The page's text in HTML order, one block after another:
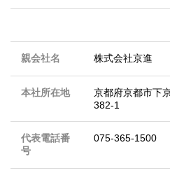
親会社名 株式会社京進
本社所在地
京都府京都市下
382-1
代表電話番
号
075-365-1500